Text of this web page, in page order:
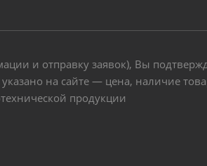
и отправку заявок), Вы
на сайте — цена, наличие
продукции